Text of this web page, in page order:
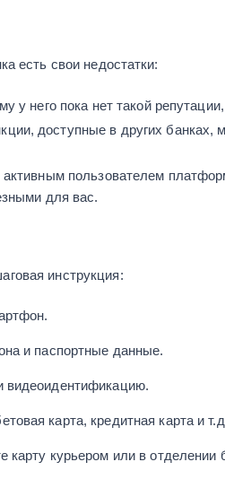
есть свои недостатки:
у него пока нет такой
доступные в других банках,
пользователем
для вас.
инструкция:
и паспортные данные.
видеоидентификацию.
карта, кредитная карта и
карту курьером или в отделении